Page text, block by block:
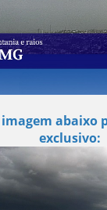
abaixo
exclusivo: